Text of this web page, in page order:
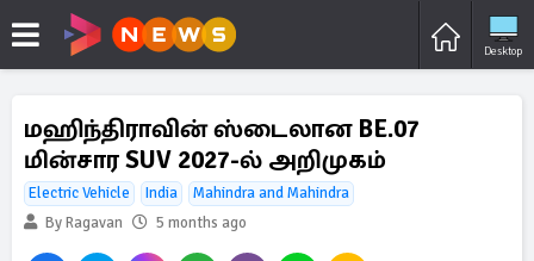
Desktop
மஹிந்திராவின் ஸ்டைலான BE.07
மின்சார SUV 2027-ல் அறிமுகம்
Electric Vehicle India
Mahindra and Mahindra
By Ragavan
5 months ago